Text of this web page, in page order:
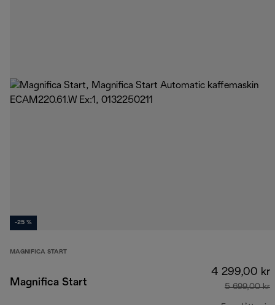
-25 %
MAGNIFICA START
Magnifica Start
4 299,00 kr
5 699,00 kr